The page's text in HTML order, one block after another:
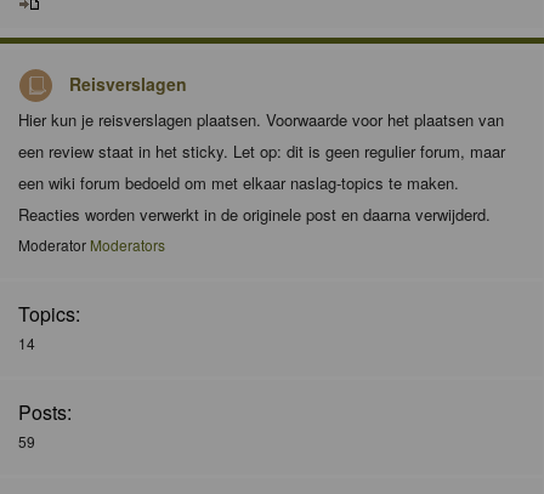
Reisverslagen
Hier kun je reisverslagen plaatsen. Voorwaarde voor het plaatsen van
een review staat in het sticky. Let op: dit is geen regulier forum, maar
een wiki forum bedoeld om met elkaar naslag-topics te maken.
Reacties worden verwerkt in de originele post en daarna verwijderd.
Moderator Moderators
Topics:
14
Posts:
59